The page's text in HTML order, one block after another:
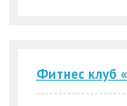
Фитнес клуб